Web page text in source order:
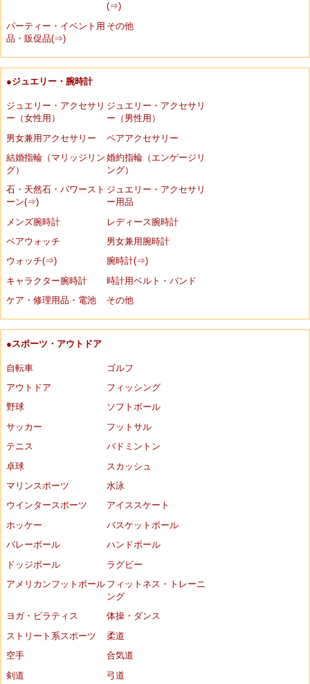
(⇒)
パーティー・イベント用
品・販促品(⇒)
その他
●ジュエリー・腕時計
ジュエリー・アクセサリ
ー（女性用）
ジュエリー・アクセサリ
ー（男性用）
男女兼用アクセサリー
ペアアクセサリー
結婚指輪（マリッジリン
グ）
婚約指輪（エンゲージリ
ング）
石・天然石・パワースト
ーン(⇒)
ジュエリー・アクセサリ
ー用品
メンズ腕時計
レディース腕時計
ペアウォッチ
男女兼用腕時計
ウォッチ(⇒)
腕時計(⇒)
キャラクター腕時計
時計用ベルト・バンド
ケア・修理用品・電池
その他
●スポーツ・アウトドア
自転車
ゴルフ
アウトドア
フィッシング
野球
ソフトボール
サッカー
フットサル
テニス
バドミントン
卓球
スカッシュ
マリンスポーツ
水泳
ウインタースポーツ
アイススケート
ホッケー
バスケットボール
バレーボール
ハンドボール
ドッジボール
ラグビー
アメリカンフットボール フィットネス・トレーニ
ング
ヨガ・ピラティス
体操・ダンス
ストリート系スポーツ
柔道
空手
合気道
剣道
弓道